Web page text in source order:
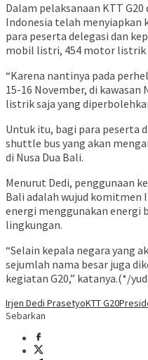
Dalam pelaksanaan KTT
Indonesia telah
para peserta delegasi dan
mobil listri, 454 motor listrik
“Karena nantinya pada
15-16 November, di kawasan
listrik saja yang
Untuk itu, bagi para peserta
shuttle bus yang akan
di Nusa Dua Bali.
Menurut Dedi, penggunaan
Bali adalah wujud komitmen
energi menggunakan energi
lingkungan.
“Selain kepala negara yang
sejumlah nama besar juga
kegiatan G20,” katanya.(*/
Irjen Dedi PrasetyoKTT G20
Sebarkan